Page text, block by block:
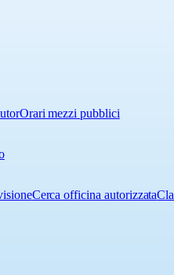
Orari mezzi pubblici
Cerca officina autorizzata